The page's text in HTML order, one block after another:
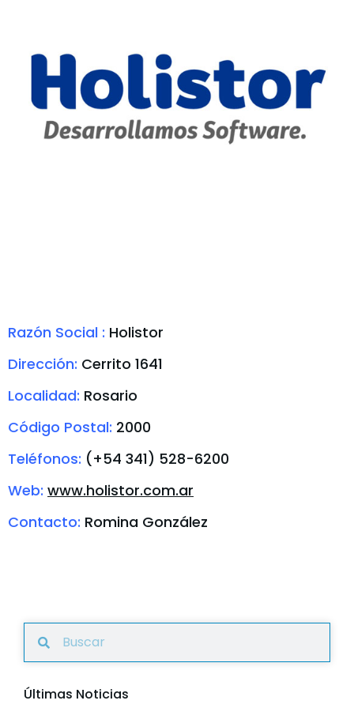
Razón Social : Holistor
Dirección: Cerrito 1641
Localidad: Rosario
Código Postal: 2000
Teléfonos: (+54 341) 528-6200
Web: www.holistor.com.ar
Contacto: Romina González
Últimas Noticias